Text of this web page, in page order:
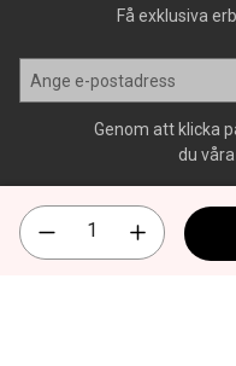
Få exklusiva
Genom att klicka
du